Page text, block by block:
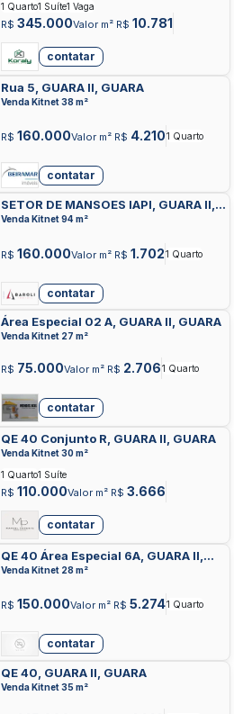
R$ 345.000Valor m² R$ 10.781
1 Quarto1 Suíte1 Vaga
contatar
Rua 5, GUARA II, GUARA
Venda Kitnet 38 m²
R$ 160.000Valor m² R$ 4.2101 Quarto
contatar
SETOR DE MANSOES IAPI, GUARA II,
GUARA
Venda Kitnet 94 m²
R$ 160.000Valor m² R$ 1.7021 Quarto
contatar
Área Especial 02 A, GUARA II, GUARA
Venda Kitnet 27 m²
R$ 75.000Valor m² R$ 2.7061 Quarto
contatar
QE 40 Conjunto R, GUARA II, GUARA
Venda Kitnet 30 m²
R$ 110.000Valor m² R$ 3.666
1 Quarto1 Suíte
contatar
QE 40 Área Especial 6A, GUARA II,
GUARA
Venda Kitnet 28 m²
R$ 150.000Valor m² R$ 5.2741 Quarto
contatar
QE 40, GUARA II, GUARA
Venda Kitnet 35 m²